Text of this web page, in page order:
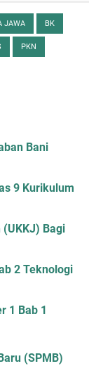
JAWA BK
PKN
Bani
9 Kurikulum
Bagi
2 Teknologi
1 Bab 1
(SPMB)